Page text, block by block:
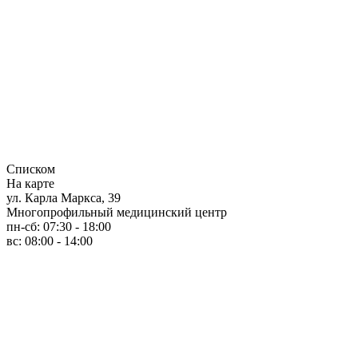
Списком
На карте
ул. Карла Маркса, 39
Многопрофильный медицинский центр
пн-сб: 07:30 - 18:00
вс: 08:00 - 14:00